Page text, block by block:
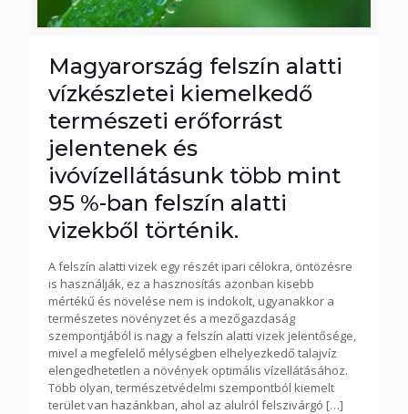
Magyarország felszín alatti
vízkészletei kiemelkedő
természeti erőforrást
jelentenek és
ivóvízellátásunk több mint
95 %-ban felszín alatti
vizekből történik.
A felszín alatti vizek egy részét ipari célokra, öntözésre
is használják, ez a hasznosítás azonban kisebb
mértékű és növelése nem is indokolt, ugyanakkor a
természetes növényzet és a mezőgazdaság
szempontjából is nagy a felszín alatti vizek jelentősége,
mivel a megfelelő mélységben elhelyezkedő talajvíz
elengedhetetlen a növények optimális vízellátásához.
Több olyan, természetvédelmi szempontból kiemelt
terület van hazánkban, ahol az alulról felszivárgó […]